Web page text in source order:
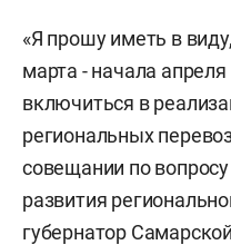
«Я прошу иметь в
марта - начала
включиться в
региональных
совещании по
развития
губернатор